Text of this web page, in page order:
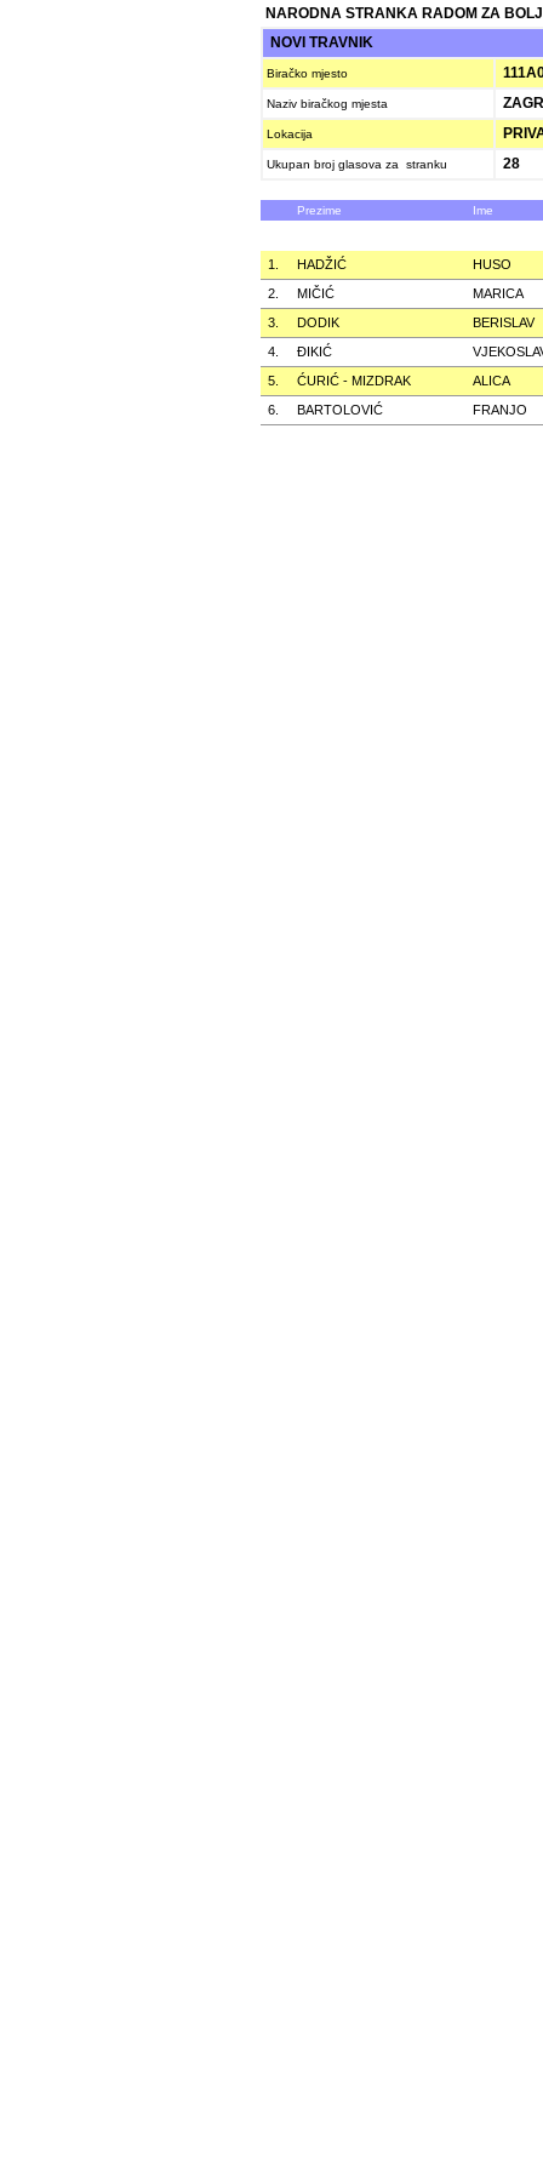
NARODNA STRANKA RADOM ZA
NOVI TRAVNIK
Biračko mjesto
Naziv biračkog mjesta
Lokacija
Ukupan broj glasova za stranku 28
Prezime Ime
1. HADŽIĆ
HUSO
2.
MIČIĆ
MARICA
3.
DODIK
BERISLAV
4.
ÐIKIĆ
5.
ĆURIĆ - MIZDRAK
ALICA
6.
BARTOLOVIĆ FRANJO